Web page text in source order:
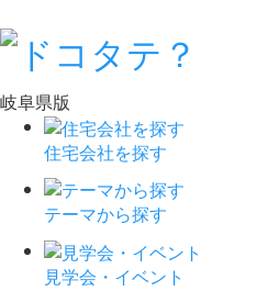
岐阜県版
住宅会社を探す
テーマから探す
見学会・イベント